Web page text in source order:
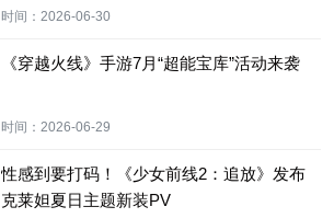
时间： 2026-06-30
《穿越火线》手游7月“超能宝库”活动来袭
时间： 2026-06-29
性感到要打码！《少女前线2：追放》发布
克莱妲夏日主题新装PV